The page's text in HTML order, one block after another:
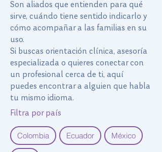
Son aliados que entienden para qué
sirve, cuándo tiene sentido indicarlo y
cómo acompañar a las familias en su
uso.
Si buscas orientación clínica, asesoría
especializada o quieres conectar con
un profesional cerca de ti, aquí
puedes encontrar a alguien que habla
tu mismo idioma.
Filtra por país
Colombia Ecuador México